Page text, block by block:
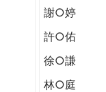
謝○婷
許○佑
徐○謙
林○庭